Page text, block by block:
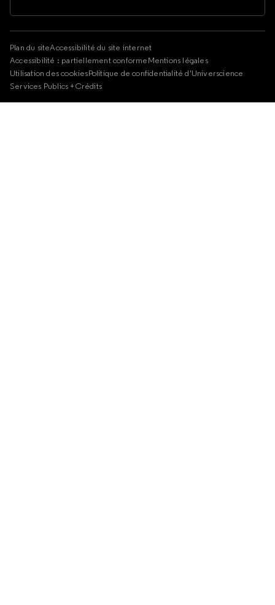
Plan du siteAccessibilité du site internet
Accessibilité : partiellement conformeMentions légales
Utilisation des cookiesPolitique de confidentialité d'Universcience
Services Publics +Crédits